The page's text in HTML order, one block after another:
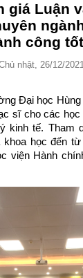
giá Luận
công
nhật, 26/12/
Đại học
sĩ cho các
kinh tế. Tham
học đến
viện Hành